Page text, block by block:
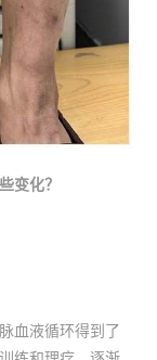
变化？
血液循环得到了